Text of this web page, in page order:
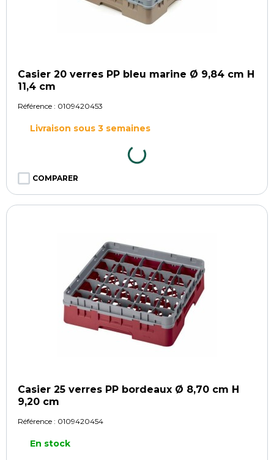
Casier 20 verres PP bleu marine Ø 9,84 cm H
11,4 cm
Référence : 0109420453
Livraison sous 3 semaines
COMPARER
Casier 25 verres PP bordeaux Ø 8,70 cm H
9,20 cm
Référence : 0109420454
En stock